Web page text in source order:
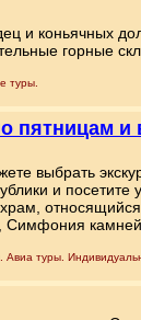
и коньячных
горные
туры.
пятницам и
выбрать
и посетите
относящийся
Авиа туры.